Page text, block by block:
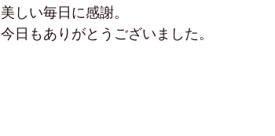
美しい毎日に感謝。
今日もありがとうございました。